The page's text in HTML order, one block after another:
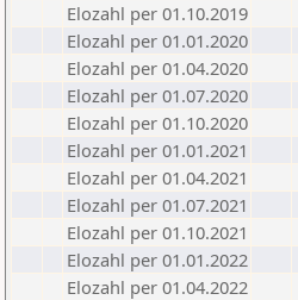
Elozahl per 01.10.2019
Elozahl per 01.01.2020
Elozahl per 01.04.2020
Elozahl per 01.07.2020
Elozahl per 01.10.2020
Elozahl per 01.01.2021
Elozahl per 01.04.2021
Elozahl per 01.07.2021
Elozahl per 01.10.2021
Elozahl per 01.01.2022
Elozahl per 01.04.2022